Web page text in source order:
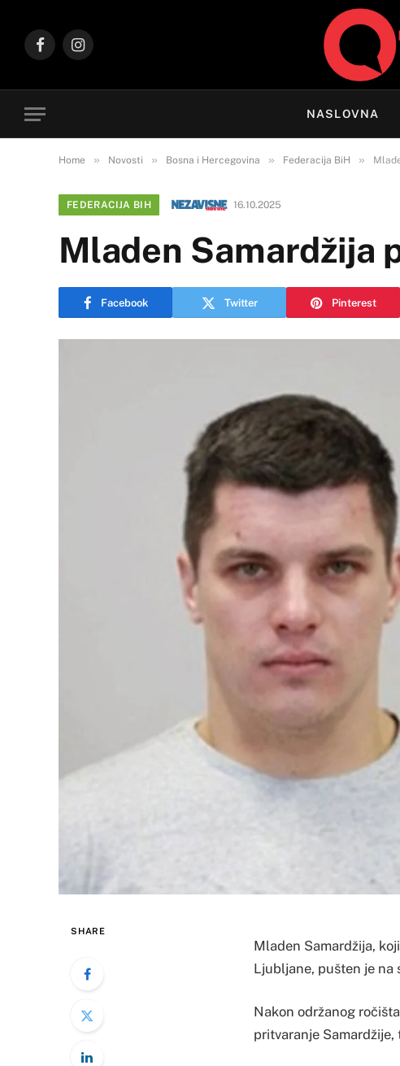
FacebookInstagram
NASLOVNA
Home » Novosti » Bosna i Hercegovina » Federacija BiH »
FEDERACIJA BIH 16.10.2025
Mladen Samardžija
Facebook Twitter Pinterest
SHARE
Mladen Samardžija,
Ljubljane, pušten je na
Nakon održanog
pritvaranje Samardžije,